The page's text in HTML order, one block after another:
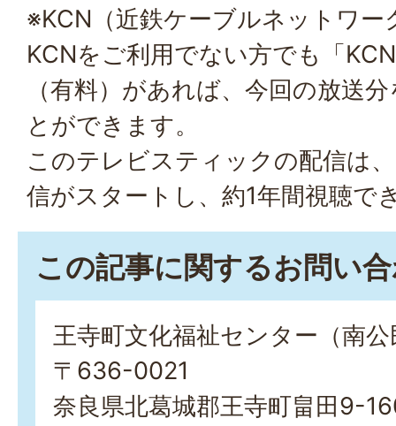
※KCN（近鉄ケーブルネットワー
KCNをご利用でない方でも「
（有料）があれば、今回の放送
とができます。
このテレビスティックの配信は
信がスタートし、約1年間視聴で
この記事に関するお問い
王寺町文化福祉センター（南
〒636-0021
奈良県北葛城郡王寺町畠田9-